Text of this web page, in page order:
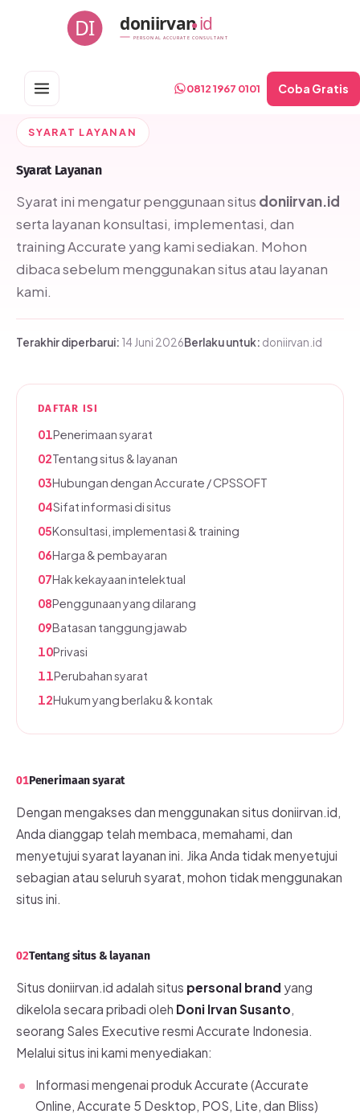
DI doniirvanid
PERSONAL ACCURATE CONSULTANT
0812 1967 0101 Coba Gratis
SYARAT LAYANAN
Syarat Layanan
Syarat ini mengatur penggunaan situs doniirvan.id
serta layanan konsultasi, implementasi, dan
training Accurate yang kami sediakan. Mohon
dibaca sebelum menggunakan situs atau layanan
kami.
Terakhir diperbarui: 14 Juni 2026Berlaku untuk: doniirvan.id
DAFTAR ISI
Penerimaan syarat
Tentang situs & layanan
Hubungan dengan Accurate / CPSSOFT
Sifat informasi di situs
Konsultasi, implementasi & training
Harga & pembayaran
Hak kekayaan intelektual
Penggunaan yang dilarang
Batasan tanggung jawab
Privasi
Perubahan syarat
Hukum yang berlaku & kontak
01Penerimaan syarat
Dengan mengakses dan menggunakan situs doniirvan.id,
Anda dianggap telah membaca, memahami, dan
menyetujui syarat layanan ini. Jika Anda tidak menyetujui
sebagian atau seluruh syarat, mohon tidak menggunakan
situs ini.
02Tentang situs & layanan
Situs doniirvan.id adalah situs personal brand yang
dikelola secara pribadi oleh Doni Irvan Susanto,
seorang Sales Executive resmi Accurate Indonesia.
Melalui situs ini kami menyediakan:
Informasi mengenai produk Accurate (Accurate
Online, Accurate 5 Desktop, POS, Lite, dan Bliss)